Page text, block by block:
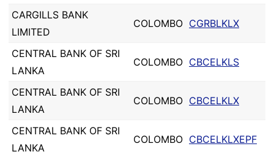
CARGILLS BANK
LIMITED
COLOMBO CGRBLKLX
CENTRAL BANK OF SRI
LANKA
COLOMBO CBCELKLS
CENTRAL BANK OF SRI
LANKA
COLOMBO CBCELKLX
CENTRAL BANK OF SRI
LANKA
COLOMBO CBCELKLXEPF